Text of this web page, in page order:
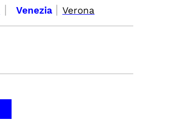
| Venezia | Verona